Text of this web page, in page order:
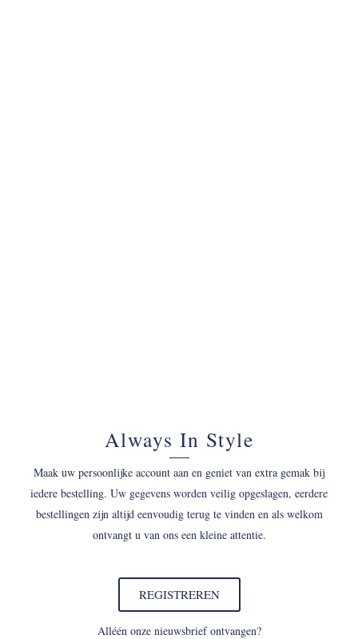
Always In Style
Maak uw persoonlijke account aan en geniet van extra gemak bij
iedere bestelling. Uw gegevens worden veilig opgeslagen, eerdere
bestellingen zijn altijd eenvoudig terug te vinden en als welkom
ontvangt u van ons een kleine attentie.
REGISTREREN
Alléén onze nieuwsbrief ontvangen?